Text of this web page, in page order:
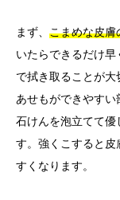
まず、 こまめな皮膚
いたらできるだけ
で拭き取ることが
あせもができやす
石けんを泡立てて優
す。強くこすると
すくなります。